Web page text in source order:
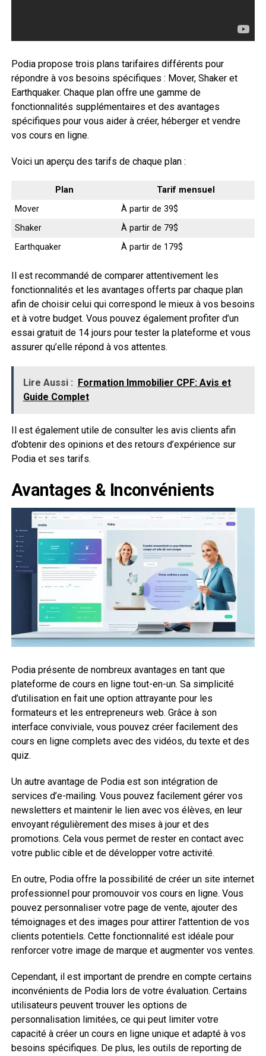
Podia propose trois plans tarifaires différents pour
répondre à vos besoins spécifiques : Mover, Shaker et
Earthquaker. Chaque plan offre une gamme de
fonctionnalités supplémentaires et des avantages
spécifiques pour vous aider à créer, héberger et vendre
vos cours en ligne.
Voici un aperçu des tarifs de chaque plan :
Plan
Tarif mensuel
Mover
À partir de 39$
Shaker
À partir de 79$
Earthquaker
À partir de 179$
Il est recommandé de comparer attentivement les
fonctionnalités et les avantages offerts par chaque plan
afin de choisir celui qui correspond le mieux à vos besoins
et à votre budget. Vous pouvez également profiter d’un
essai gratuit de 14 jours pour tester la plateforme et vous
assurer qu’elle répond à vos attentes.
Lire Aussi : Formation Immobilier CPF: Avis et
Guide Complet
Il est également utile de consulter les avis clients afin
d’obtenir des opinions et des retours d’expérience sur
Podia et ses tarifs.
Avantages & Inconvénients
Podia présente de nombreux avantages en tant que
plateforme de cours en ligne tout-en-un. Sa simplicité
d’utilisation en fait une option attrayante pour les
formateurs et les entrepreneurs web. Grâce à son
interface conviviale, vous pouvez créer facilement des
cours en ligne complets avec des vidéos, du texte et des
quiz.
Un autre avantage de Podia est son intégration de
services d’e-mailing. Vous pouvez facilement gérer vos
newsletters et maintenir le lien avec vos élèves, en leur
envoyant régulièrement des mises à jour et des
promotions. Cela vous permet de rester en contact avec
votre public cible et de développer votre activité.
En outre, Podia offre la possibilité de créer un site internet
professionnel pour promouvoir vos cours en ligne. Vous
pouvez personnaliser votre page de vente, ajouter des
témoignages et des images pour attirer l’attention de vos
clients potentiels. Cette fonctionnalité est idéale pour
renforcer votre image de marque et augmenter vos ventes.
Cependant, il est important de prendre en compte certains
inconvénients de Podia lors de votre évaluation. Certains
utilisateurs peuvent trouver les options de
personnalisation limitées, ce qui peut limiter votre
capacité à créer un cours en ligne unique et adapté à vos
besoins spécifiques. De plus, les outils de reporting de